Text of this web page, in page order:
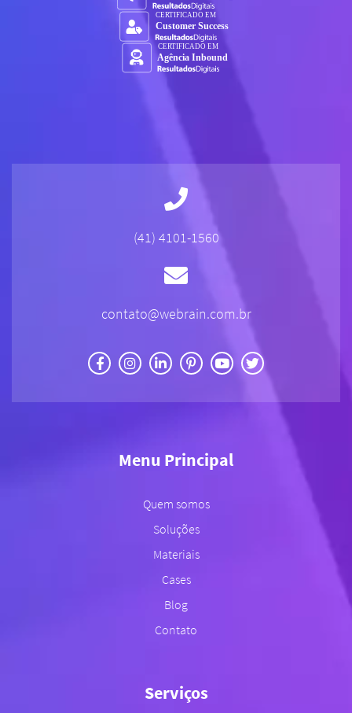
(41) 4101-1560
contato@webrain.com.br
Menu Principal
Quem somos
Soluções
Materiais
Cases
Blog
Contato
Serviços